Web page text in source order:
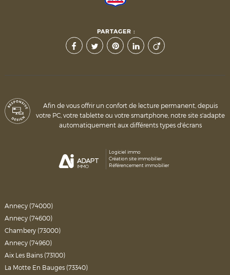
PARTAGER :
Afin de vous offrir un confort de lecture permanent, depuis
votre PC, votre tablette ou votre smartphone, notre site s'adapte
automatiquement aux différents types d'écrans
Logiciel immo
Création site immobilier
Référencement immobilier
Annecy (74000)
Annecy (74600)
Chambery (73000)
Annecy (74960)
Aix Les Bains (73100)
La Motte En Bauges (73340)